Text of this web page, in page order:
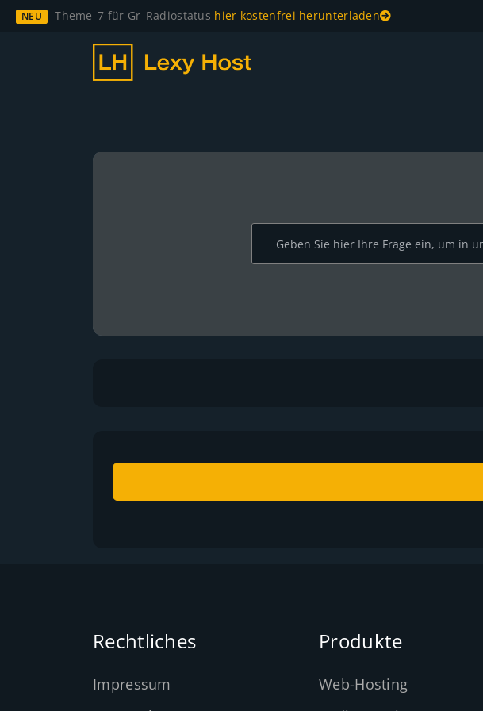
NEU Theme_7 für Gr_Radiostatus hier kostenfrei herunterladen
Rechtliches
Impressum
Produkte
Web-Hosting